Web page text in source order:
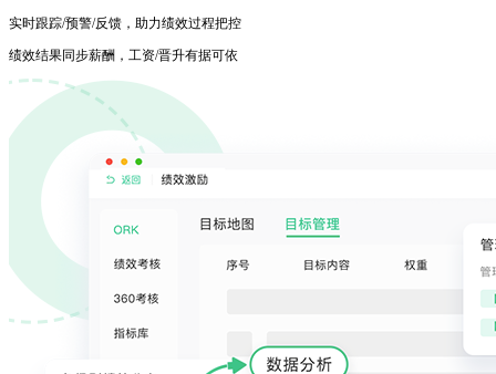
实时跟踪/预警/反馈，助力绩效过程把控
绩效结果同步薪酬，工资/晋升有据可依